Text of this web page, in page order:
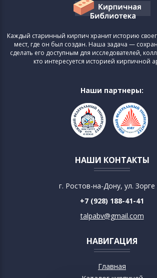
Каждый старинный кирпич хранит историю
мест, где он был создан. Наша задача —
сделать его доступным для исследователей,
кто интересуется историей кирпичной
Наши партнеры:
НАШИ КОНТАКТЫ
г. Ростов-на-Дону, ул. Зорге
+7 (928) 188-41-41
talpabv@gmail.com
НАВИГАЦИЯ
Главная